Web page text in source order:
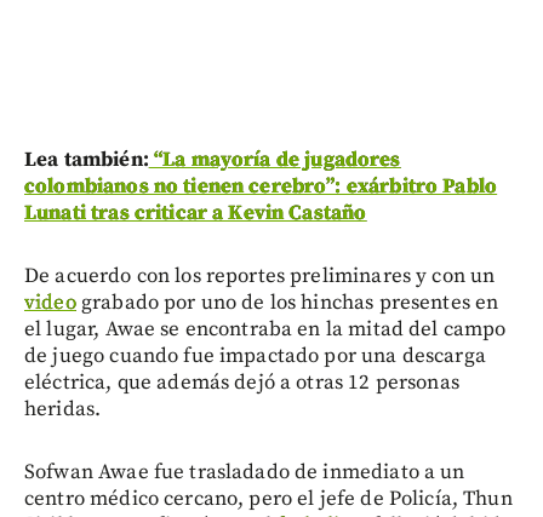
Lea también: “La mayoría de jugadores
colombianos no tienen cerebro”: exárbitro Pablo
Lunati tras criticar a Kevin Castaño
De acuerdo con los reportes preliminares y con un
videograbado por uno de los hinchas presentes en
el lugar, Awae se encontraba en la mitad del campo
de juego cuando fue impactado por una descarga
eléctrica, que además dejó a otras 12 personas
heridas.
Sofwan Awae fue trasladado de inmediato a un
centro médico cercano, pero el jefe de Policía, Thun